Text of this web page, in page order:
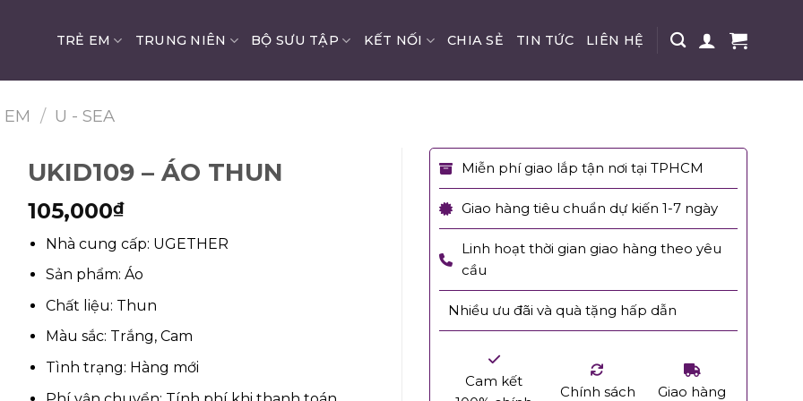
TRẺ EM TRUNG NIÊN BỘ SƯU TẬP KẾT NỐI CHIA SẺ TIN TỨC LIÊN HỆ
/ U - SEA
UKID109 – ÁO THUN
105,000₫
Nhà cung cấp: UGETHER
Sản phẩm: Áo
Chất liệu: Thun
Màu sắc: Trắng, Cam
Tình trạng: Hàng mới
Miễn phí giao lắp tận nơi tại TPHCM
Giao hàng tiêu chuẩn dự kiến 1-7 ngày
Linh hoạt thời gian giao hàng theo yêu
cầu
Nhiều ưu đãi và quà tặng hấp dẫn
Cam kết
Chính sách
Giao hàng